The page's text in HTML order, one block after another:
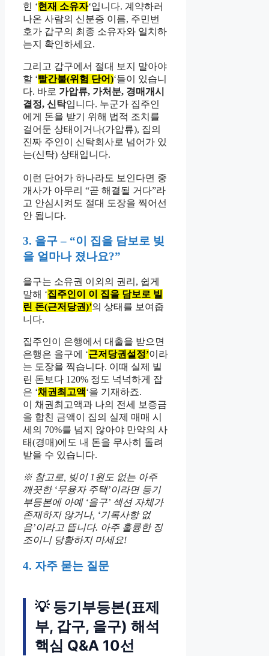
힌 ‘현재 소유자‘입니다. 계약하러
나온 사람의 신분증 이름, 주민번
호가 갑구의 최종 소유자와 일치하
는지 확인하세요.
그리고 갑구에서 절대 보지 말아야
할 ‘빨간불(위험 단어)‘들이 있습니
다. 바로 가압류, 가처분, 경매개시
결정, 신탁입니다. 누군가 집주인
에게 돈을 받기 위해 법적 조치를
걸어둔 상태이거나(가압류), 집의
진짜 주인이 신탁회사로 넘어가 있
는(신탁) 상태입니다.
이런 단어가 하나라도 보인다면 중
개사가 아무리 “곧 해결될 거다”라
고 안심시켜도 절대 도장을 찍어선
안 됩니다.
3. 을구 – “이 집을 담보로 빚
을 얼마나 졌나요?”
을구는 소유권 이외의 권리, 쉽게
말해 ‘집주인이 이 집을 담보로 빌
린 돈(근저당권)’의 상태를 보여줍
니다.
집주인이 은행에서 대출을 받으면
은행은 을구에 ‘근저당권설정’이라
는 도장을 찍습니다. 이때 실제 빌
린 돈보다 120% 정도 넉넉하게 잡
은 ‘채권최고액‘을 기재하죠.
이 채권최고액과 나의 전세 보증금
을 합친 금액이 집의 실제 매매 시
세의 70%를 넘지 않아야 만약의 사
태(경매)에도 내 돈을 무사히 돌려
받을 수 있습니다.
※ 참고로, 빚이 1원도 없는 아주
깨끗한 ‘무융자 주택’이라면 등기
부등본에 아예 ‘을구’ 섹션 자체가
존재하지 않거나, ‘기록사항 없
음’이라고 뜹니다. 아주 훌륭한 징
조이니 당황하지 마세요!
4. 자주 묻는 질문
💡 등기부등본(표제
부, 갑구, 을구) 해석
핵심 Q&A 10선